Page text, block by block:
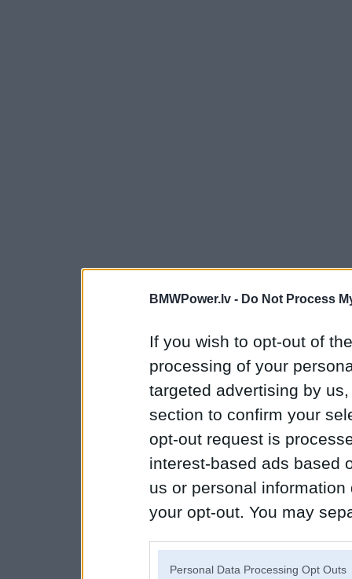
BMWPower.lv - Do Not Process
If you wish to opt-out of
processing of your
targeted advertising by
section to confirm your
opt-out request is
interest-based ads based
us or personal
your opt-out. You may
Personal Data Processing Opt Outs